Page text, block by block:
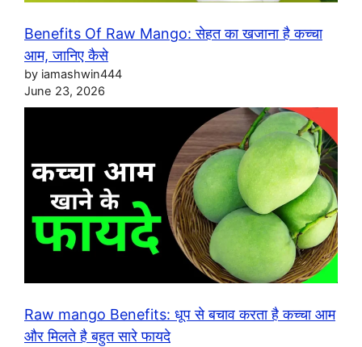
Benefits Of Raw Mango: सेहत का खजाना है कच्चा
आम, जानिए कैसे
by iamashwin444
June 23, 2026
Raw mango Benefits: धूप से बचाव करता है कच्चा आम
और मिलते है बहुत सारे फायदे